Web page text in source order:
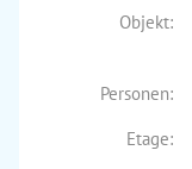
Objekt:
Personen:
Etage: